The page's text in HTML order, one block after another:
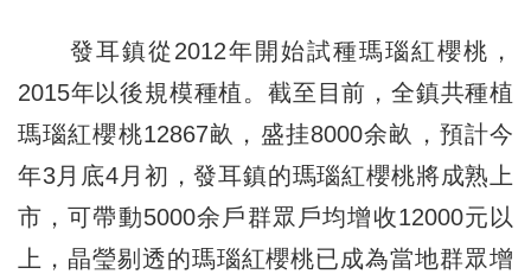
發耳鎮從2012年開始試種瑪瑙紅櫻桃，
2015年以後規模種植。截至目前，全鎮共種植
瑪瑙紅櫻桃12867畝，盛挂8000余畝，預計今
年3月底4月初，發耳鎮的瑪瑙紅櫻桃將成熟上
市，可帶動5000余戶群眾戶均增收12000元以
上，晶瑩剔透的瑪瑙紅櫻桃已成為當地群眾增